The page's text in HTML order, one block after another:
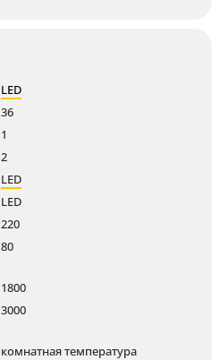
LED
36
1
2
LED
LED
220
80
1800
3000
комнатная температура